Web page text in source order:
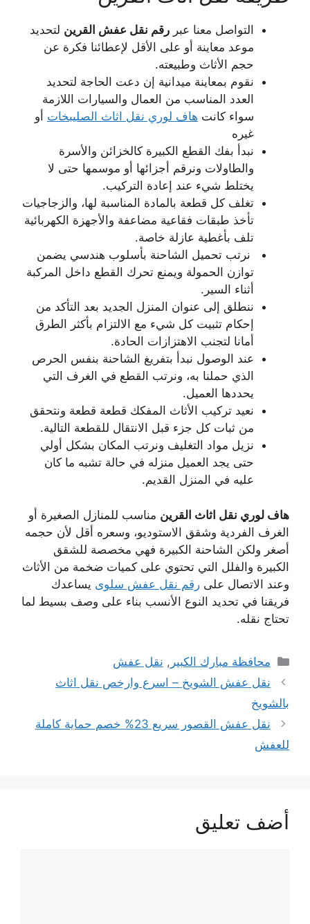
التواصل معنا عبر رقم نقل عفش القرين لتحديد
موعد معاينة أو على الأقل لإعطائنا فكرة عن
حجم الأثاث وطبيعته.
نقوم بمعاينة ميدانية إن دعت الحاجة لتحديد
العدد المناسب من العمال والسيارات اللازمة
سواء كانت هاف لوري نقل اثاث الصليبخات أو
غيره
نبدأ بفك القطع الكبيرة كالخزائن والأسرة
والطاولات ونرقم أجزائها أو موسمها حتى لا
يختلط شيء عند إعادة التركيب.
تغلف كل قطعة بالمادة المناسبة لها، والزجاجيات
تأخذ طبقات فقاعية مضاعفة والأجهزة الكهربائية
تلف بأغطية عازلة خاصة.
نرتب تحميل الشاحنة بأسلوب هندسي يضمن
توازن الحمولة ويمنع تحرك القطع داخل المركبة
أثناء السير.
ننطلق إلى عنوان المنزل الجديد بعد التأكد من
إحكام تثبيت كل شيء مع الالتزام بأكثر الطرق
أمانا لتجنب الاهتزازات الحادة.
عند الوصول نبدأ بتفريغ الشاحنة بنفس الحرص
الذي حملنا به، ونرتب القطع في الغرف التي
يحددها العميل.
نعيد تركيب الأثاث المفكك قطعة قطعة ونتحقق
من ثبات كل جزء قبل الانتقال للقطعة التالية.
نزيل مواد التغليف ونرتب المكان بشكل أولي
حتى يجد العميل منزله في حالة تشبه ما كان
عليه في المنزل القديم.
هاف لوري نقل اثاث القرين مناسب للمنازل الصغيرة أو
الغرف الفردية وشقق الاستوديو، وسعره أقل لأن حجمه
أصغر ولكن الشاحنة الكبيرة فهي مخصصة للشقق
الكبيرة والفلل التي تحتوي على كميات ضخمة من الأثاث
وعند الاتصال على رقم نقل عفش سلوى يساعدك
فريقنا في تحديد النوع الأنسب بناء على وصف بسيط لما
تحتاج نقله.
التصنيفات
محافظة مبارك الكبير , نقل عفش
نقل عفش الشويخ – اسرع وارخص نقل اثاث
بالشويخ
نقل عفش القصور سريع 23% خصم حماية كاملة
للعفش
أضف تعليق